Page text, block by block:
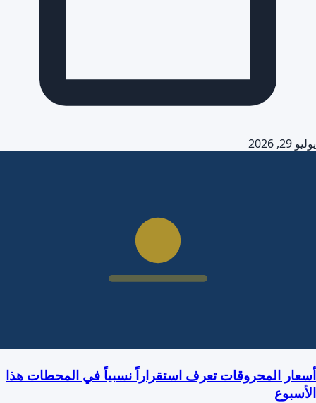
يوليو 29, 2026
أسعار المحروقات تعرف استقراراً نسبياً في المحطات هذا
الأسبوع